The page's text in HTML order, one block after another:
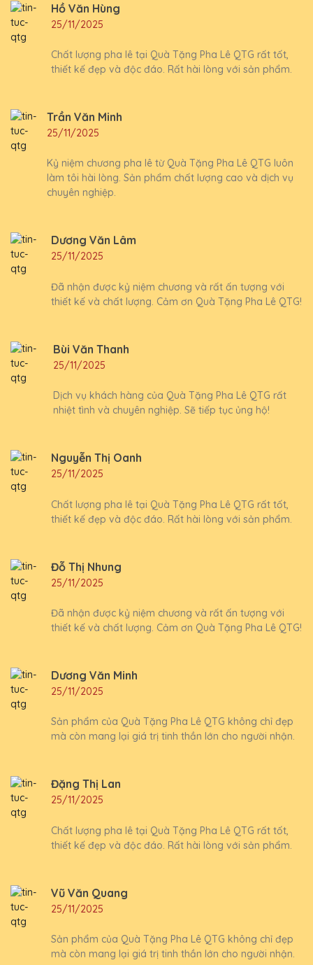
Hồ Văn Hùng
25/11/2025
Chất lượng pha lê tại Quà Tặng Pha Lê QTG rất tốt,
thiết kế đẹp và độc đáo. Rất hài lòng với sản phẩm.
Trần Văn Minh
25/11/2025
Kỷ niệm chương pha lê từ Quà Tặng Pha Lê QTG luôn
làm tôi hài lòng. Sản phẩm chất lượng cao và dịch vụ
chuyên nghiệp.
Dương Văn Lâm
25/11/2025
Đã nhận được kỷ niệm chương và rất ấn tượng với
thiết kế và chất lượng. Cảm ơn Quà Tặng Pha Lê QTG!
Bùi Văn Thanh
25/11/2025
Dịch vụ khách hàng của Quà Tặng Pha Lê QTG rất
nhiệt tình và chuyên nghiệp. Sẽ tiếp tục ủng hộ!
Nguyễn Thị Oanh
25/11/2025
Chất lượng pha lê tại Quà Tặng Pha Lê QTG rất tốt,
thiết kế đẹp và độc đáo. Rất hài lòng với sản phẩm.
Đỗ Thị Nhung
25/11/2025
Đã nhận được kỷ niệm chương và rất ấn tượng với
thiết kế và chất lượng. Cảm ơn Quà Tặng Pha Lê QTG!
Dương Văn Minh
25/11/2025
Sản phẩm của Quà Tặng Pha Lê QTG không chỉ đẹp
mà còn mang lại giá trị tinh thần lớn cho người nhận.
Đặng Thị Lan
25/11/2025
Chất lượng pha lê tại Quà Tặng Pha Lê QTG rất tốt,
thiết kế đẹp và độc đáo. Rất hài lòng với sản phẩm.
Vũ Văn Quang
25/11/2025
Sản phẩm của Quà Tặng Pha Lê QTG không chỉ đẹp
mà còn mang lại giá trị tinh thần lớn cho người nhận.